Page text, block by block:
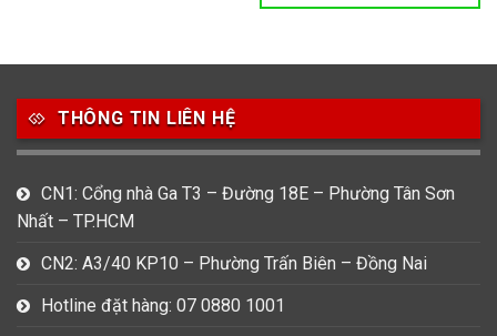
THÔNG TIN LIÊN HỆ
CN1: Cổng nhà Ga T3 – Đường 18E – Phường Tân Sơn
Nhất – TP.HCM
CN2: A3/40 KP10 – Phường Trấn Biên – Đồng Nai
Hotline đặt hàng: 07 0880 1001